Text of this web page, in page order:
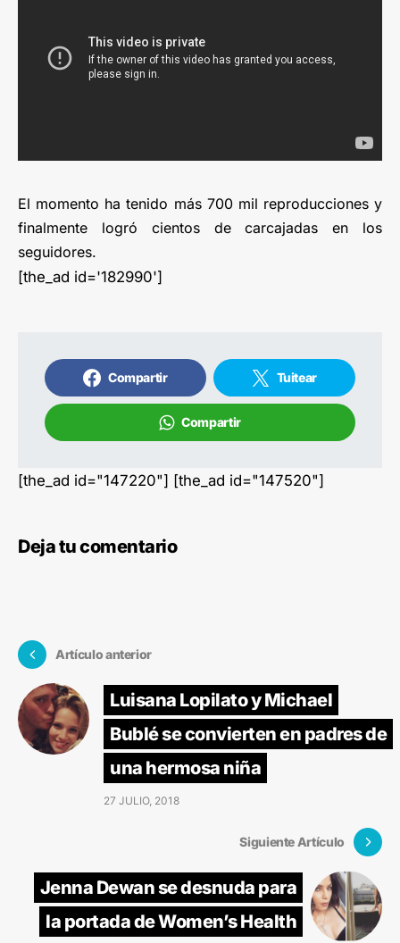
El momento ha tenido más 700 mil reproducciones y
finalmente logró cientos de carcajadas en los
seguidores.
[the_ad id='182990']
Compartir Tuitear
Compartir
[the_ad id="147220"] [the_ad id="147520"]
Deja tu comentario
Artículo anterior
Luisana Lopilato y Michael
Bublé se convierten en padres de
una hermosa niña
27 JULIO, 2018
Siguiente Artículo
Jenna Dewan se desnuda para
la portada de Women’s Health